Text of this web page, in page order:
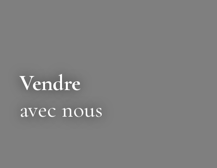
Vendre
avec nous